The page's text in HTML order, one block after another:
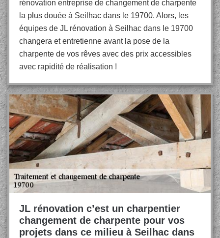
rénovation entreprise de changement de charpente
la plus douée à Seilhac dans le 19700. Alors, les
équipes de JL rénovation à Seilhac dans le 19700
changera et entretienne avant la pose de la
charpente de vos rêves avec des prix accessibles
avec rapidité de réalisation !
JL rénovation c’est un charpentier
changement de charpente pour vos
projets dans ce milieu à Seilhac dans